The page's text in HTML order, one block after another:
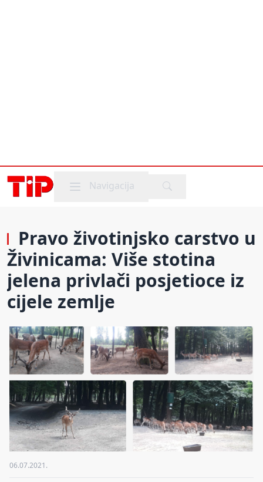
Mobile menu
Navigacija
Pravo životinjsko carstvo u
Živinicama: Više stotina
jelena privlači posjetioce iz
cijele zemlje
06.07.2021.